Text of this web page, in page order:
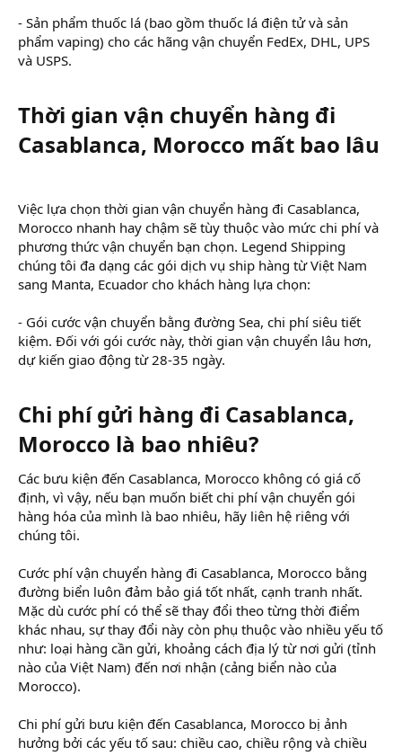
- Sản phẩm thuốc lá (bao gồm thuốc lá điện tử và sản
phẩm vaping) cho các hãng vận chuyển FedEx, DHL, UPS
và USPS.
Thời gian vận chuyển hàng đi
Casablanca, Morocco mất bao lâu
Việc lựa chọn thời gian vận chuyển hàng đi Casablanca,
Morocco nhanh hay chậm sẽ tùy thuộc vào mức chi phí và
phương thức vận chuyển bạn chọn. Legend Shipping
chúng tôi đa dạng các gói dịch vụ ship hàng từ Việt Nam
sang Manta, Ecuador cho khách hàng lựa chọn:
- Gói cước vận chuyển bằng đường Sea, chi phí siêu tiết
kiệm. Đối với gói cước này, thời gian vận chuyển lâu hơn,
dự kiến giao động từ 28-35 ngày.
Chi phí gửi hàng đi Casablanca,
Morocco là bao nhiêu?
Các bưu kiện đến Casablanca, Morocco không có giá cố
định, vì vậy, nếu bạn muốn biết chi phí vận chuyển gói
hàng hóa của mình là bao nhiêu, hãy liên hệ riêng với
chúng tôi.
Cước phí vận chuyển hàng đi Casablanca, Morocco bằng
đường biển luôn đảm bảo giá tốt nhất, cạnh tranh nhất.
Mặc dù cước phí có thể sẽ thay đổi theo từng thời điểm
khác nhau, sự thay đổi này còn phụ thuộc vào nhiều yếu tố
như: loại hàng cần gửi, khoảng cách địa lý từ nơi gửi (tỉnh
nào của Việt Nam) đến nơi nhận (cảng biển nào của
Morocco).
Chi phí gửi bưu kiện đến Casablanca, Morocco bị ảnh
hưởng bởi các yếu tố sau: chiều cao, chiều rộng và chiều